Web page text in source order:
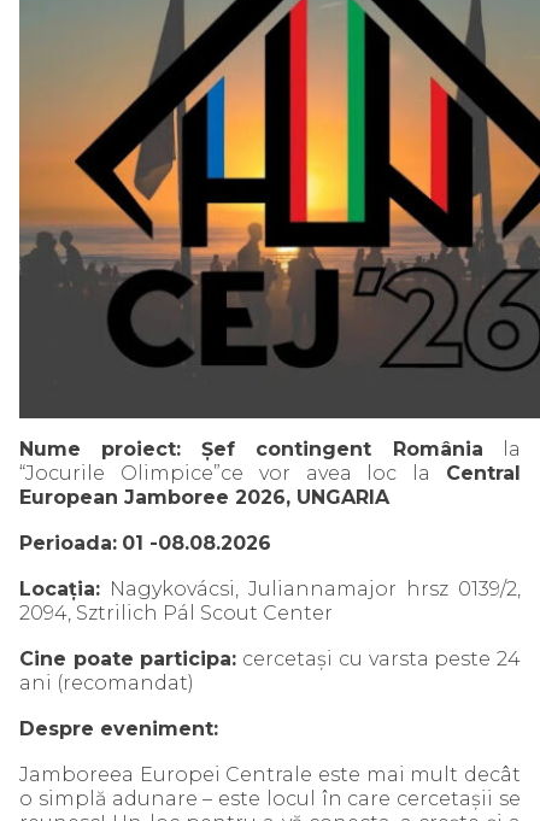
Nume proiect: Șef contingent România la
“Jocurile Olimpice”ce vor avea loc la Central
European Jamboree 2026, UNGARIA
Perioada: 01 -08.08.2026
Locația: Nagykovácsi, Juliannamajor hrsz 0139/2,
2094, Sztrilich Pál Scout Center
Cine poate participa: cercetași cu varsta peste 24
ani (recomandat)
Despre eveniment:
Jamboreea Europei Centrale este mai mult decât
o simplă adunare – este locul în care cercetașii se